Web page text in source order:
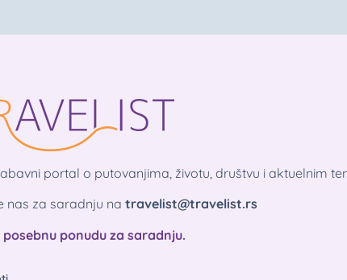
portal o putovanjima, životu, društvu i aktuelnim
nas za saradnju na travelist@travelist.rs
ponudu za saradnju.